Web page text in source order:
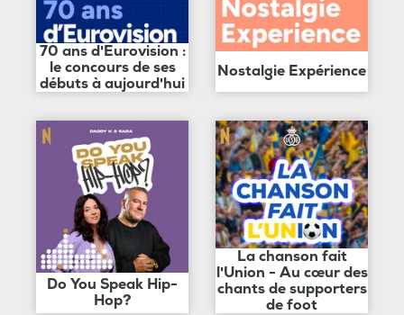
70 ans d'Eurovision :
le concours de ses
débuts à aujourd'hui
Nostalgie Expérience
Do You Speak Hip-
Hop?
La chanson fait
l'Union - Au cœur des
chants de supporters
de foot